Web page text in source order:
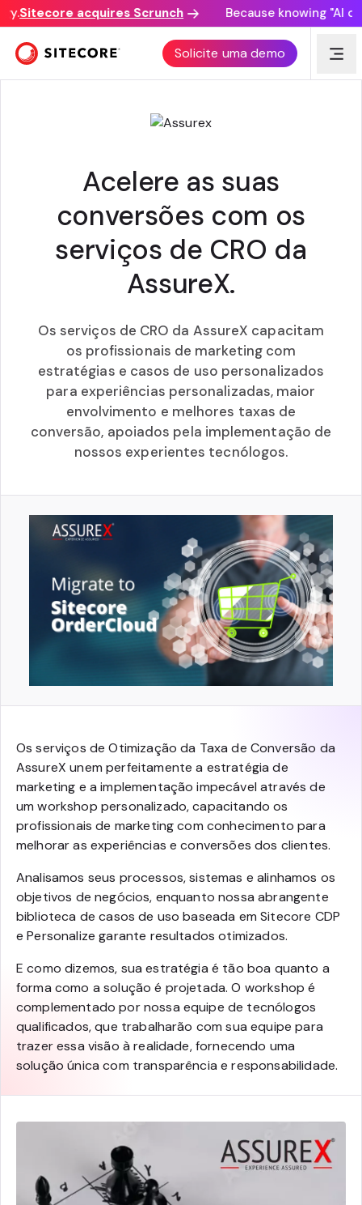
Sitecore acquires Scrunch Because knowing "AI
Solicite uma demo
SERVIÇOS DE OTIMIZAÇÃO DA TAXA DE
CONVERSÃO DA ASSUREX
Acelere as suas
conversões com os
serviços de CRO da
AssureX.
Os serviços de CRO da AssureX capacitam
os profissionais de marketing com
estratégias e casos de uso personalizados
para experiências personalizadas, maior
envolvimento e melhores taxas de
conversão, apoiados pela implementação de
nossos experientes tecnólogos.
Os serviços de Otimização da Taxa de Conversão da
AssureX unem perfeitamente a estratégia de
marketing e a implementação impecável através de
um workshop personalizado, capacitando os
profissionais de marketing com conhecimento para
melhorar as experiências e conversões dos clientes.
Analisamos seus processos, sistemas e alinhamos os
objetivos de negócios, enquanto nossa abrangente
biblioteca de casos de uso baseada em Sitecore CDP
e Personalize garante resultados otimizados.
E como dizemos, sua estratégia é tão boa quanto a
forma como a solução é projetada. O workshop é
complementado por nossa equipe de tecnólogos
qualificados, que trabalharão com sua equipe para
trazer essa visão à realidade, fornecendo uma
solução única com transparência e responsabilidade.